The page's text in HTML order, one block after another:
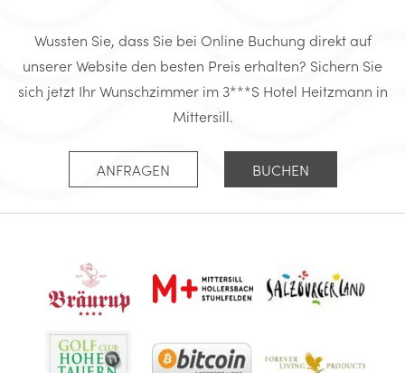
Wussten Sie, dass Sie bei Online Buchung direkt auf
unserer Website den besten Preis erhalten? Sichern Sie
sich jetzt Ihr Wunschzimmer im 3***S Hotel Heitzmann in
Mittersill.
ANFRAGEN BUCHEN